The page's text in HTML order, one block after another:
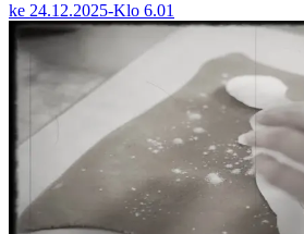
ke 24.12.2025-Klo 6.01